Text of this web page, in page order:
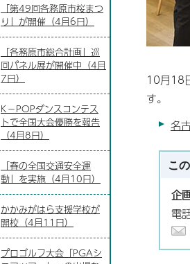
10月18
す。
名
こ
企
電
「第49回各務原市桜まつ
り」が開催（4月6日）
「各務原市総合計画」巡
回パネル展が開催中（4月
7日）
K－POPダンスコンテス
トで全国大会優勝を報告
（4月8日）
「春の全国交通安全運
動」を実施（4月10日）
かかみがはら支援学校が
開校（4月11日）
プロゴルフ大会「PGAシ